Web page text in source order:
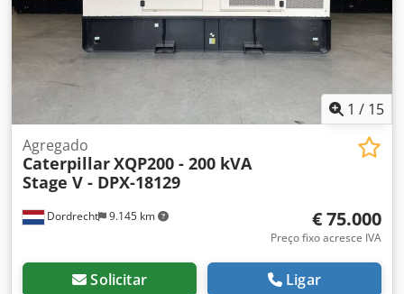
1 / 15
Dordrecht 9.145 km
Agregado
CaterpillarXQP200 - 200 kVA
Stage V - DPX-18129
€ 75.000
Preço fixo acresce IVA
Solicitar Ligar